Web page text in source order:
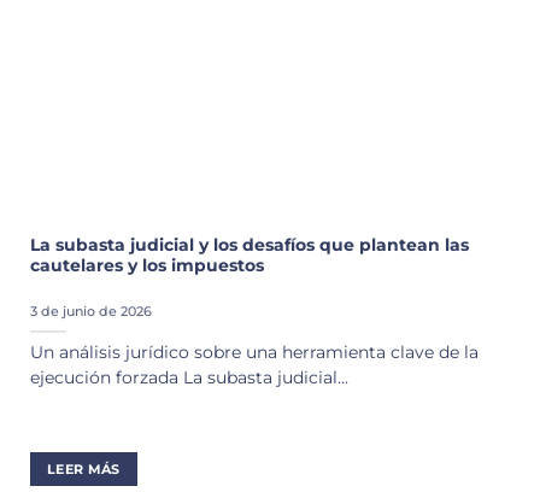
La subasta judicial y los desafíos que plantean las
cautelares y los impuestos
3 de junio de 2026
Un análisis jurídico sobre una herramienta clave de la
ejecución forzada La subasta judicial...
LEER MÁS